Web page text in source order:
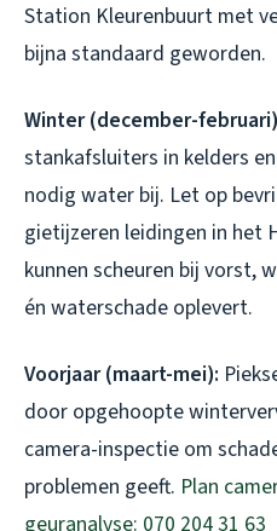
Station Kleurenbuurt met
bijna standaard geworden.
Winter (december-
stankafsluiters in kelders
nodig water bij. Let op
gietijzeren leidingen in het
kunnen scheuren bij vorst,
én waterschade oplevert.
Voorjaar (maart-mei):
door opgehoopte
camera-inspectie om
problemen geeft. Plan
geuranalyse: 070 204 31 63